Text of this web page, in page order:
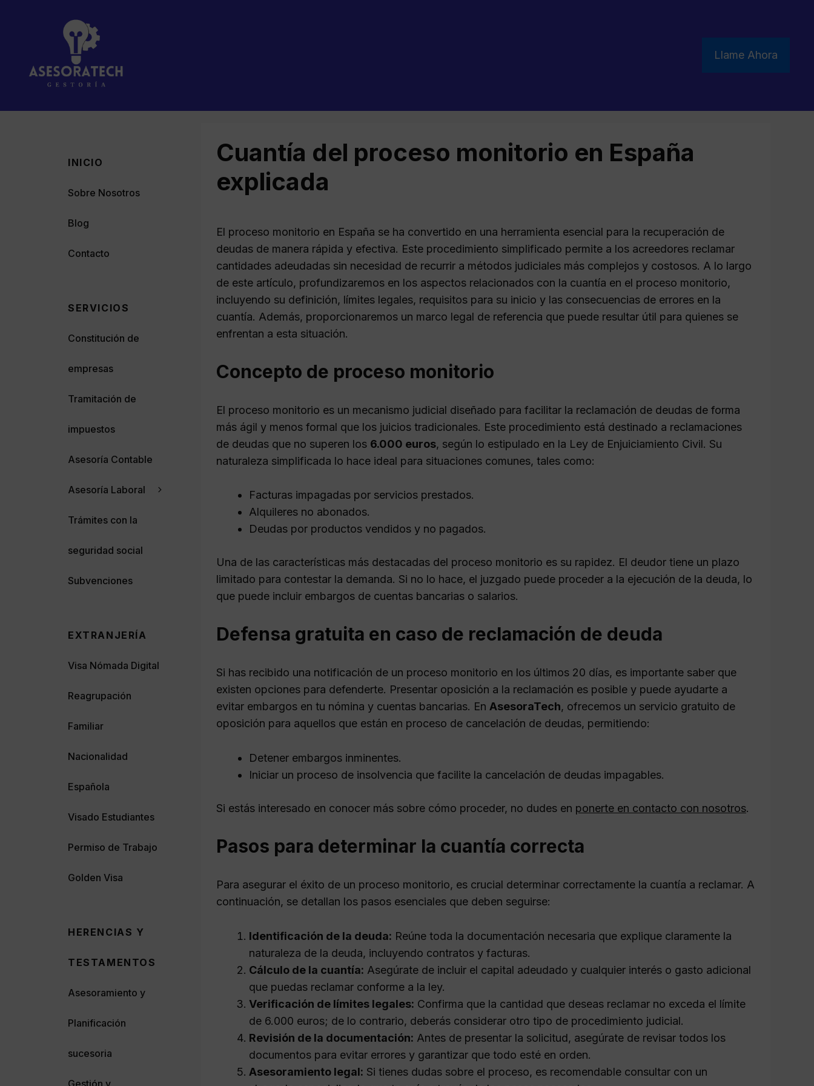
Llame Ahora
Cuantía del proceso monitorio en España
explicada
El proceso monitorio en España se ha convertido en una herramienta esencial para la recuperación de
deudas de manera rápida y efectiva. Este procedimiento simplificado permite a los acreedores reclamar
cantidades adeudadas sin necesidad de recurrir a métodos judiciales más complejos y costosos. A lo largo
de este artículo, profundizaremos en los aspectos relacionados con la cuantía en el proceso monitorio,
incluyendo su definición, límites legales, requisitos para su inicio y las consecuencias de errores en la
cuantía. Además, proporcionaremos un marco legal de referencia que puede resultar útil para quienes se
enfrentan a esta situación.
Concepto de proceso monitorio
El proceso monitorio es un mecanismo judicial diseñado para facilitar la reclamación de deudas de forma
más ágil y menos formal que los juicios tradicionales. Este procedimiento está destinado a reclamaciones
de deudas que no superen los 6.000 euros, según lo estipulado en la Ley de Enjuiciamiento Civil. Su
naturaleza simplificada lo hace ideal para situaciones comunes, tales como:
Facturas impagadas por servicios prestados.
Alquileres no abonados.
Deudas por productos vendidos y no pagados.
Una de las características más destacadas del proceso monitorio es su rapidez. El deudor tiene un plazo
limitado para contestar la demanda. Si no lo hace, el juzgado puede proceder a la ejecución de la deuda, lo
que puede incluir embargos de cuentas bancarias o salarios.
Defensa gratuita en caso de reclamación de deuda
Si has recibido una notificación de un proceso monitorio en los últimos 20 días, es importante saber que
existen opciones para defenderte. Presentar oposición a la reclamación es posible y puede ayudarte a
evitar embargos en tu nómina y cuentas bancarias. En AsesoraTech, ofrecemos un servicio gratuito de
oposición para aquellos que están en proceso de cancelación de deudas, permitiendo:
Detener embargos inminentes.
Iniciar un proceso de insolvencia que facilite la cancelación de deudas impagables.
Si estás interesado en conocer más sobre cómo proceder, no dudes en ponerte en contacto con nosotros.
Pasos para determinar la cuantía correcta
Para asegurar el éxito de un proceso monitorio, es crucial determinar correctamente la cuantía a reclamar. A
continuación, se detallan los pasos esenciales que deben seguirse:
Identificación de la deuda: Reúne toda la documentación necesaria que explique claramente la
naturaleza de la deuda, incluyendo contratos y facturas.
Cálculo de la cuantía: Asegúrate de incluir el capital adeudado y cualquier interés o gasto adicional
que puedas reclamar conforme a la ley.
Verificación de límites legales: Confirma que la cantidad que deseas reclamar no exceda el límite
de 6.000 euros; de lo contrario, deberás considerar otro tipo de procedimiento judicial.
Revisión de la documentación: Antes de presentar la solicitud, asegúrate de revisar todos los
documentos para evitar errores y garantizar que todo esté en orden.
Asesoramiento legal: Si tienes dudas sobre el proceso, es recomendable consultar con un
INICIO
Sobre Nosotros
Blog
Contacto
SERVICIOS
Constitución de
empresas
Tramitación de
impuestos
Asesoría Contable
Asesoría Laboral
Trámites con la
seguridad social
Subvenciones
EXTRANJERÍA
Visa Nómada Digital
Reagrupación
Familiar
Nacionalidad
Española
Visado Estudiantes
Permiso de Trabajo
Golden Visa
HERENCIAS Y
TESTAMENTOS
Asesoramiento y
Planificación
sucesoria
Gestión y